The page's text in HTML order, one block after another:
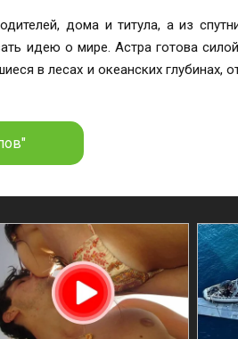
дома и титула, а из
идею о мире. Астра готова
в лесах и океанских глубинах,